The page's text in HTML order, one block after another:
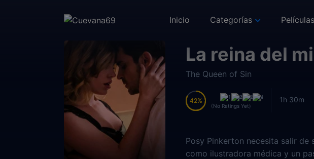
Inicio Categorías Películas
La reina del
The Queen of Sin
42
42
(No Ratings Yet)
1h 30m
Posy Pinkerton necesita salir de
como ilustradora médica y un